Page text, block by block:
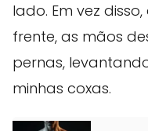
lado. Em vez
frente, as mãos
pernas,
minhas coxas.